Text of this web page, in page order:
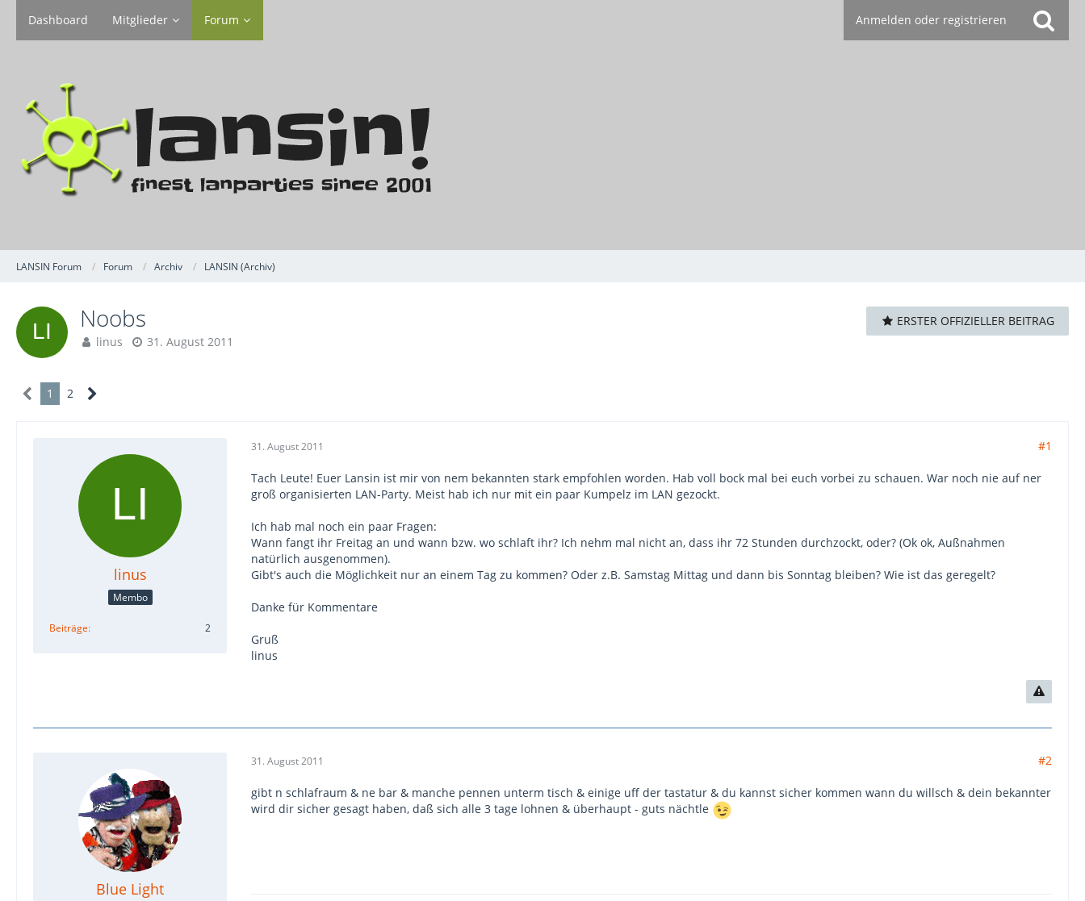
Dashboard Mitglieder Forum Anmelden oder registrieren
LANSIN Forum Forum Archiv LANSIN (Archiv)
Noobs
linus 31. August 2011
ERSTER OFFIZIELLER BEITRAG
1 2
linus
Membo
Beiträge 2
31. August 2011 #1
Tach Leute! Euer Lansin ist mir von nem bekannten stark empfohlen worden. Hab voll bock mal bei euch vorbei zu schauen. War noch nie auf ner
groß organisierten LAN-Party. Meist hab ich nur mit ein paar Kumpelz im LAN gezockt.
Ich hab mal noch ein paar Fragen:
Wann fangt ihr Freitag an und wann bzw. wo schlaft ihr? Ich nehm mal nicht an, dass ihr 72 Stunden durchzockt, oder? (Ok ok, Außnahmen
natürlich ausgenommen).
Gibt's auch die Möglichkeit nur an einem Tag zu kommen? Oder z.B. Samstag Mittag und dann bis Sonntag bleiben? Wie ist das geregelt?
Danke für Kommentare
Gruß
linus
Blue Light
31. August 2011 #2
gibt n schlafraum & ne bar & manche pennen unterm tisch & einige uff der tastatur & du kannst sicher kommen wann du willsch & dein bekannter
wird dir sicher gesagt haben, daß sich alle 3 tage lohnen & überhaupt - guts nächtle